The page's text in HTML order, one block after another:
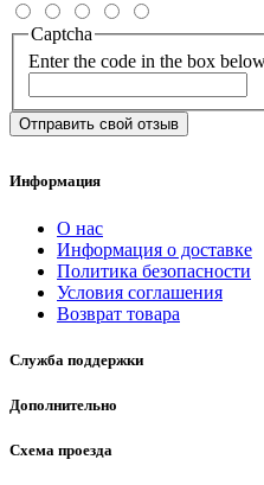
Captcha
Enter the code in the box
Отправить свой отзыв
Информация
О нас
Информация о доставке
Политика безопасности
Условия соглашения
Возврат товара
Служба поддержки
Дополнительно
Схема проезда